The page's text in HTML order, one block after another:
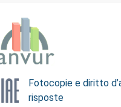
Fotocopie e diritto
risposte